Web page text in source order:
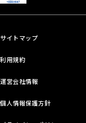
サイトマップ
利用規約
運営会社情報
個人情報保護方針